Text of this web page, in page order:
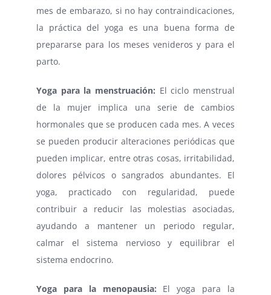
mes de embarazo, si no hay contraindicaciones,
la práctica del yoga es una buena forma de
prepararse para los meses venideros y para el
parto.
Yoga para la menstruación: El ciclo menstrual
de la mujer implica una serie de cambios
hormonales que se producen cada mes. A veces
se pueden producir alteraciones periódicas que
pueden implicar, entre otras cosas, irritabilidad,
dolores pélvicos o sangrados abundantes. El
yoga, practicado con regularidad, puede
contribuir a reducir las molestias asociadas,
ayudando a mantener un periodo regular,
calmar el sistema nervioso y equilibrar el
sistema endocrino.
Yoga para la menopausia: El yoga para la